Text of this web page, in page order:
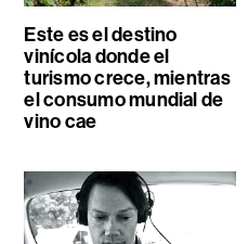
Este es el destino
vinícola donde el
turismo crece, mientras
el consumo mundial de
vino cae